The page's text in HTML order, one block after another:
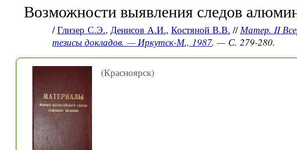
Возможности выявления следов
/Глизер С.Э., Денисов А.И., Костяной В.В. //Матер. II
тезисы докладов. — Иркутск-М., 1987. — С. 279-280.
(Красноярск)